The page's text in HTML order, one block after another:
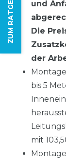
ZUM RATGEBER
und
Die
der
bis 5
mit